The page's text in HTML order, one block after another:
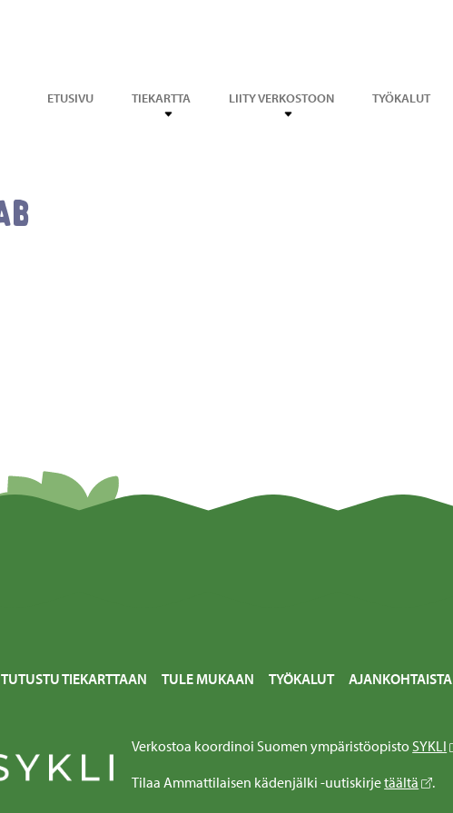
ETUSIVU TIEKARTTA LIITY VERKOSTOON TYÖKALUT
TUTUSTU TIEKARTTAAN TULE MUKAAN TYÖKALUT AJANKOHTAISTA
Verkostoa koordinoi Suomen ympäristöopistoSYKLI
Tilaa Ammattilaisen kädenjälki -uutiskirjetäältä .